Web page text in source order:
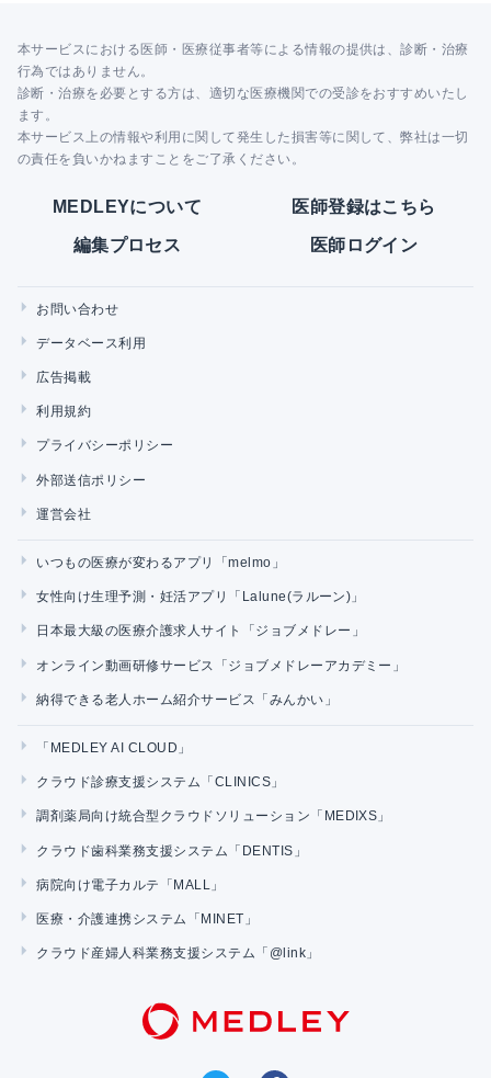
本サービスにおける医師・医療従事者等による情報の提供は、診断・治療
行為ではありません。
診断・治療を必要とする方は、適切な医療機関での受診をおすすめいたし
ます。
本サービス上の情報や利用に関して発生した損害等に関して、弊社は一切
の責任を負いかねますことをご了承ください。
MEDLEYについて 医師登録はこちら
編集プロセス 医師ログイン
お問い合わせ
データベース利用
広告掲載
利用規約
プライバシーポリシー
外部送信ポリシー
運営会社
いつもの医療が変わるアプリ「melmo」
女性向け生理予測・妊活アプリ「Lalune(ラルーン)」
日本最大級の医療介護求人サイト「ジョブメドレー」
オンライン動画研修サービス「ジョブメドレーアカデミー」
納得できる老人ホーム紹介サービス「みんかい」
「MEDLEY AI CLOUD」
クラウド診療支援システム「CLINICS」
調剤薬局向け統合型クラウドソリューション「MEDIXS」
クラウド歯科業務支援システム「DENTIS」
病院向け電子カルテ「MALL」
医療・介護連携システム「MINET」
クラウド産婦人科業務支援システム「@link」